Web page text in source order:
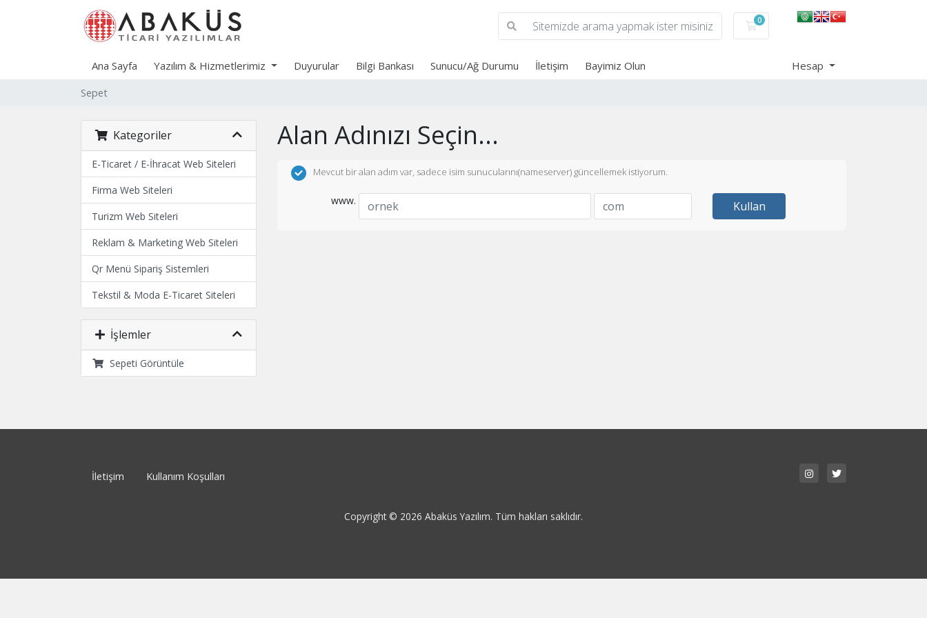
0
Sepet
Ana Sayfa Yazılım & Hizmetlerimiz Duyurular Bilgi Bankası Sunucu/Ağ Durumu İletişim Bayimiz Olun Hesap
Sepet
Kategoriler
E-Ticaret / E-İhracat Web Siteleri
Firma Web Siteleri
Turizm Web Siteleri
Reklam & Marketing Web Siteleri
Qr Menü Sipariş Sistemleri
Tekstil & Moda E-Ticaret Siteleri
İşlemler
Sepeti Görüntüle
Alan Adınızı Seçin...
Mevcut bir alan adım var, sadece isim sunucularını(nameserver) güncellemek istiyorum.
www. Kullan
İletişim Kullanım Koşulları
Copyright © 2026 Abaküs Yazılım. Tüm hakları saklıdır.